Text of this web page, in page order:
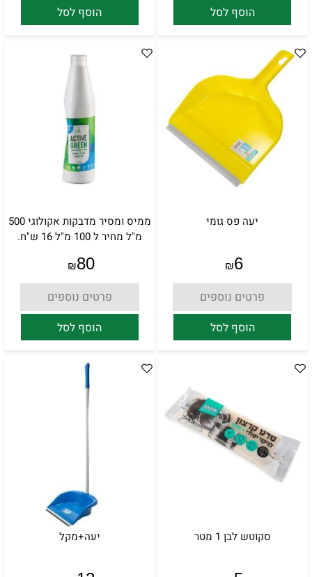
הוסף לסל הוסף לסל
יעה פס גומי
₪6
פרטים נוספים
הוסף לסל
ממיס ומסיר מדבקות אקולוגי 500
מ"ל מחיר ל 100 מ"ל 16 ש"ח.
₪80
פרטים נוספים
הוסף לסל
סקוטש לבן 1 מטר יעה+מקל